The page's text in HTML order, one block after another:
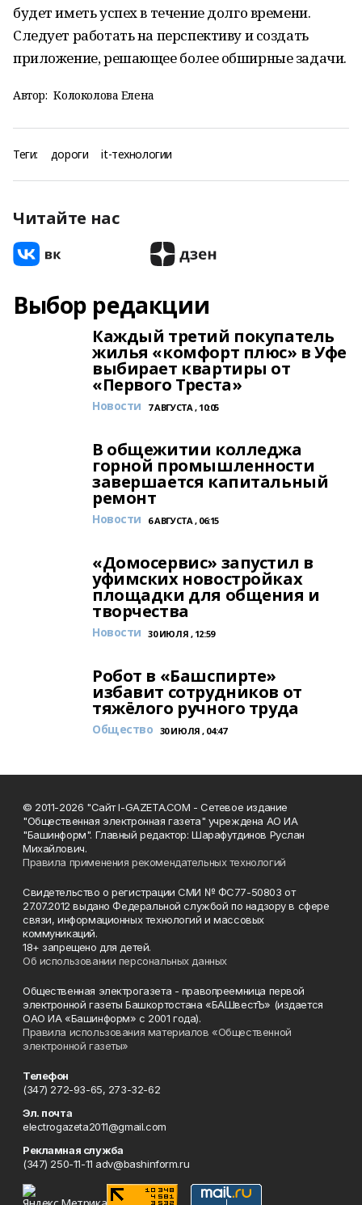
будет иметь успех в течение долго времени.
Следует работать на перспективу и создать
приложение, решающее более обширные задачи.
Автор: Колоколова Елена
Теги: дороги it-технологии
Читайте нас
Выбор редакции
Каждый третий покупатель
жилья «комфорт плюс» в Уфе
выбирает квартиры от
«Первого Треста»
Новости 7 АВГУСТА , 10:05
В общежитии колледжа
горной промышленности
завершается капитальный
ремонт
Новости 6 АВГУСТА , 06:15
«Домосервис» запустил в
уфимских новостройках
площадки для общения и
творчества
Новости 30 ИЮЛЯ , 12:59
Робот в «Башспирте»
избавит сотрудников от
тяжёлого ручного труда
Общество 30 ИЮЛЯ , 04:47
© 2011-2026 "Сайт I-GAZETA.COM - Сетевое издание
"Общественная электронная газета" учреждена АО ИА
"Башинформ". Главный редактор: Шарафутдинов Руслан
Михайлович.
Правила применения рекомендательных технологий
Свидетельство о регистрации СМИ № ФС77-50803 от
27.07.2012 выдано Федеральной службой по надзору в сфере
связи, информационных технологий и массовых
коммуникаций.
18+ запрещено для детей.
Об использовании персональных данных
Общественная электрогазета - правопреемница первой
электронной газеты Башкортостана «БАШвестЪ» (издается
ОАО ИА «Башинформ» с 2001 года).
Правила использования материалов «Общественной
электронной газеты»
Телефон
(347) 272-93-65, 273-32-62
Эл. почта
electrogazeta2011@gmail.com
Рекламная служба
(347) 250-11-11 adv@bashinform.ru